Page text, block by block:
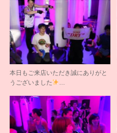
本日もご来店いただき誠にありがと
うございました
…